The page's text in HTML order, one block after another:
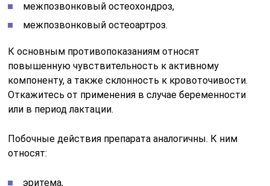
межпозвонковый остеохондроз,
межпозвонковый остеоартроз.
К основным противопоказаниям относят
повышенную чувствительность к активному
компоненту, а также склонность к кровоточивости.
Откажитесь от применения в случае беременности
или в период лактации.
Побочные действия препарата аналогичны. К ним
относят:
эритема,